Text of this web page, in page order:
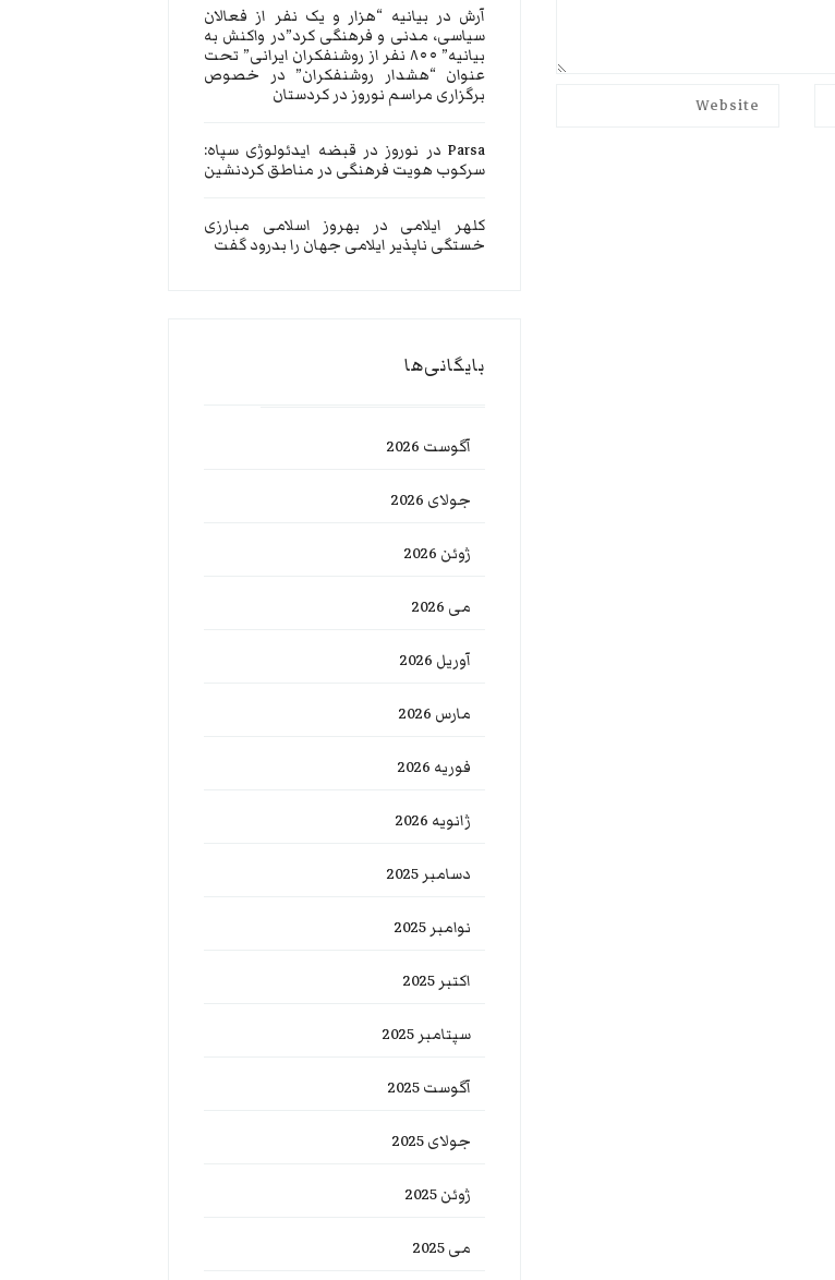
آرش در بیانیه “هزار و یک نفر از فعالان
سیاسی، مدنی و فرهنگی کرد”در واکنش به
بیانیه” ۸۰۰ نفر از روشنفکران ایرانی” تحت
عنوان “هشدار روشنفکران” در خصوص
برگزاری مراسم نوروز در کردستان
Parsaدر نوروز در قبضه ایدئولوژی سپاه:
سرکوب هویت فرهنگی در مناطق کردنشین
کلهر ایلامی در بهروز اسلامی مبارزی
خستگی ناپذیر ایلامی جهان را بدرود گفت
بایگانی‌ها
آگوست 2026
جولای 2026
ژوئن 2026
می 2026
آوریل 2026
مارس 2026
فوریه 2026
ژانویه 2026
دسامبر 2025
نوامبر 2025
اکتبر 2025
سپتامبر 2025
آگوست 2025
جولای 2025
ژوئن 2025
می 2025